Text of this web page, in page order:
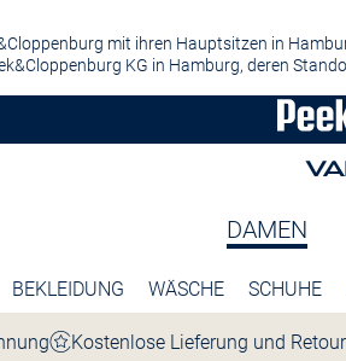
mit ihren Hauptsitzen in
KG in Hamburg, deren
DAMEN
BEKLEIDUNG WÄSCHE SCHUHE
Kostenlose Lieferung und